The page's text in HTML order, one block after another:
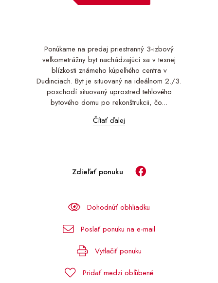
Ponúkame na predaj priestranný 3-izbový
veľkometrážny byt nachádzajúci sa v tesnej
blízkosti známeho kúpeľného centra v
Dudinciach. Byt je situovaný na ideálnom 2./3.
poschodí situovaný uprostred tehlového
bytového domu po rekonštrukcii, čo...
Čítať ďalej
Zdieľať ponuku
Dohodnúť obhliadku
Poslať ponuku na e-mail
Vytlačiť ponuku
Pridať medzi obľúbené